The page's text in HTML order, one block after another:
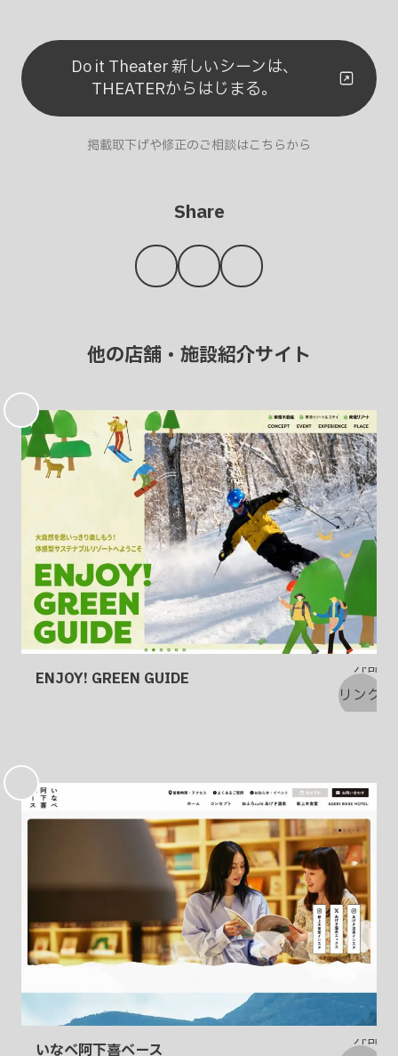
Do it Theater 新しいシーンは、
THEATERからはじまる。
掲載取下げや修正のご相談はこちらから
Share
他の店舗・施設紹介サイト
ENJOY! GREEN GUIDE
気
入
り
いなべ阿下喜ベース
気
入